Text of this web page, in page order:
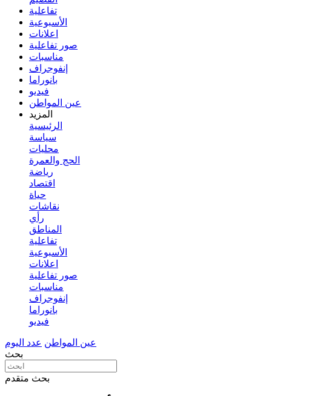
تفاعلية
الأسبوعية
اعلانات
صور تفاعلية
مناسبات
إنفوجراف
بانوراما
فيديو
عين المواطن
المزيد
الرئيسية
سياسة
محليات
الحج والعمرة
رياضة
اقتصاد
حياة
نقاشات
رأي
المناطق
تفاعلية
الأسبوعية
اعلانات
صور تفاعلية
مناسبات
إنفوجراف
بانوراما
فيديو
عين المواطن عدد اليوم
بحث
بحث متقدم